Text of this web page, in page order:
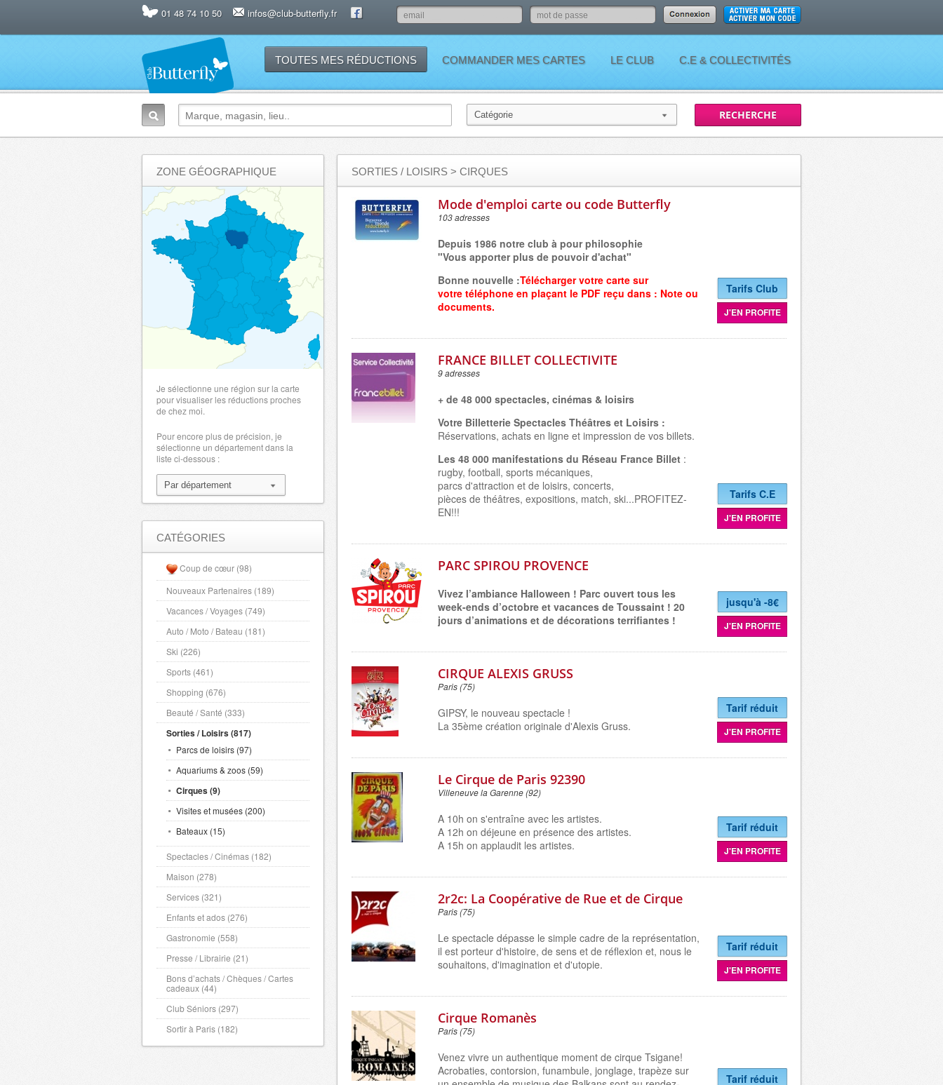
01 48 74 10 50 infos@club-butterfly.fr
TOUTES MES RÉDUCTIONS COMMANDER MES CARTES LE CLUB C.E & COLLECTIVITÉS
SORTIES / LOISIRS > CIRQUES
Mode d'emploi carte ou code Butterfly
103 adresses
Depuis 1986 notre club à pour philosophie
"Vous apporter plus de pouvoir d'achat"
Bonne nouvelle :Télécharger votre carte sur
votre téléphone en plaçant le PDF reçu dans : Note ou
documents.
Tarifs Club
J'EN PROFITE
FRANCE BILLET COLLECTIVITE
9 adresses
+ de 48 000 spectacles, cinémas & loisirs
Votre Billetterie Spectacles Théâtres et Loisirs :
Réservations, achats en ligne et impression de vos billets.
Les 48 000 manifestations du Réseau France Billet :
rugby, football, sports mécaniques,
parcs d'attraction et de loisirs, concerts,
pièces de théâtres, expositions, match, ski...PROFITEZ-
EN!!!
Tarifs C.E
J'EN PROFITE
PARC SPIROU PROVENCE
Vivez l’ambiance Halloween ! Parc ouvert tous les
week-ends d’octobre et vacances de Toussaint ! 20
jours d’animations et de décorations terrifiantes !
jusqu'à -8€
J'EN PROFITE
CIRQUE ALEXIS GRUSS
Paris (75)
GIPSY, le nouveau spectacle !
La 35ème création originale d'Alexis Gruss.
Tarif réduit
J'EN PROFITE
Le Cirque de Paris 92390
Villeneuve la Garenne (92)
A 10h on s'entraîne avec les artistes.
A 12h on déjeune en présence des artistes.
A 15h on applaudit les artistes.
Tarif réduit
J'EN PROFITE
2r2c: La Coopérative de Rue et de Cirque
Paris (75)
Le spectacle dépasse le simple cadre de la représentation,
il est porteur d'histoire, de sens et de réflexion et, nous le
souhaitons, d'imagination et d'utopie.
Tarif réduit
J'EN PROFITE
Cirque Romanès
Paris (75)
Venez vivre un authentique moment de cirque Tsigane!
Acrobaties, contorsion, funambule, jonglage, trapèze sur
Tarif réduit
ZONE GÉOGRAPHIQUE
Je sélectionne une région sur la carte
pour visualiser les réductions proches
de chez moi.
Pour encore plus de précision, je
sélectionne un département dans la
liste ci-dessous :
CATÉGORIES
Coup de cœur (98)
Nouveaux Partenaires (189)
Vacances / Voyages (749)
Auto / Moto / Bateau (181)
Ski (226)
Sports (461)
Shopping (676)
Beauté / Santé (333)
Sorties / Loisirs (817)
Parcs de loisirs (97)
Aquariums & zoos (59)
Cirques (9)
Visites et musées (200)
Bateaux (15)
Spectacles / Cinémas (182)
Maison (278)
Services (321)
Enfants et ados (276)
Gastronomie (558)
Presse / Librairie (21)
Bons d’achats / Chèques / Cartes
cadeaux (44)
Club Séniors (297)
Sortir à Paris (182)